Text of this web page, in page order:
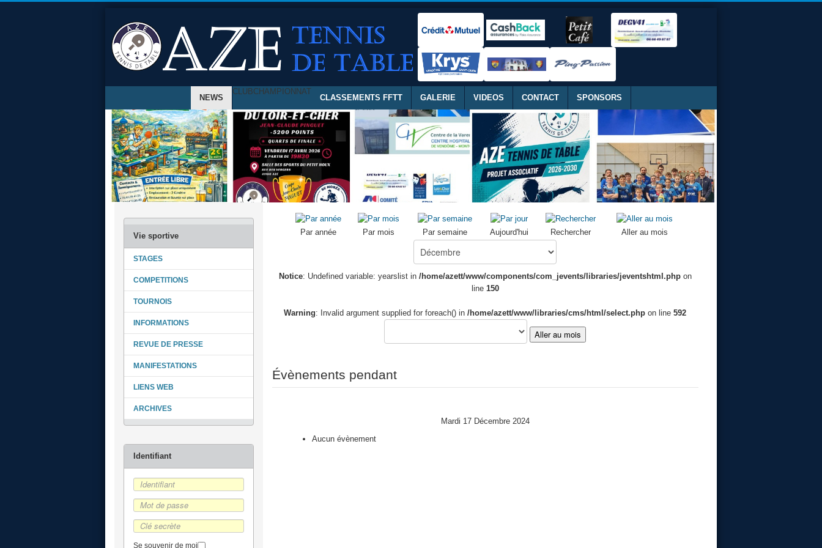
NEWS
CLUBCHAMPIONNAT
CLASSEMENTS FFTT GALERIE VIDEOS CONTACT SPONSORS
Se souvenir de moi
STAGES
COMPETITIONS
TOURNOIS
INFORMATIONS
REVUE DE PRESSE
MANIFESTATIONS
LIENS WEB
ARCHIVES
Par année Par mois Par semaine Aujourd'hui Rechercher Aller au mois
Notice: Undefined variable: yearslist in /home/azett/www/components/com_jevents/libraries/jeventshtml.phpon
line 150
Warning: Invalid argument supplied for foreach() in/home/azett/www/libraries/cms/html/select.php on line592
Aller au mois
Évènements pendant
Mardi 17 Décembre 2024
Aucun évènement